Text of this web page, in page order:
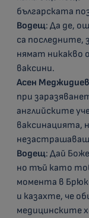
българската
Водещ: Да де,
са последните,
нямат никакво
ваксини.
Асен Меджидиев
при
английските
ваксинацията,
Водещ: Дай
но тъй като
момента в
и казахте, че
медицинските